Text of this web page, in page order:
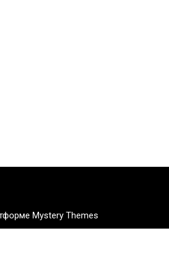
Mystery Themes